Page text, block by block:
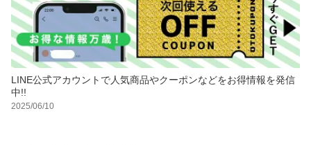
LINE公式アカウントで人気商品やクーポンなどをお得情報を発信
中!!
2025/06/10